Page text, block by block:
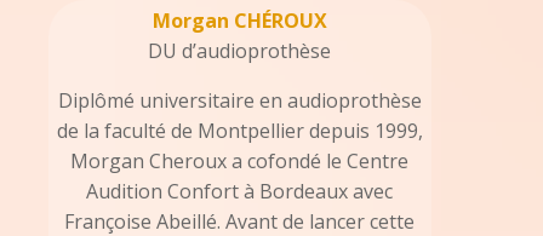
Morgan CHÉROUX
DU d’audioprothèse
Diplômé universitaire en audioprothèse
de la faculté de Montpellier depuis 1999,
Morgan Cheroux a cofondé le Centre
Audition Confort à Bordeaux avec
Françoise Abeillé. Avant de lancer cette